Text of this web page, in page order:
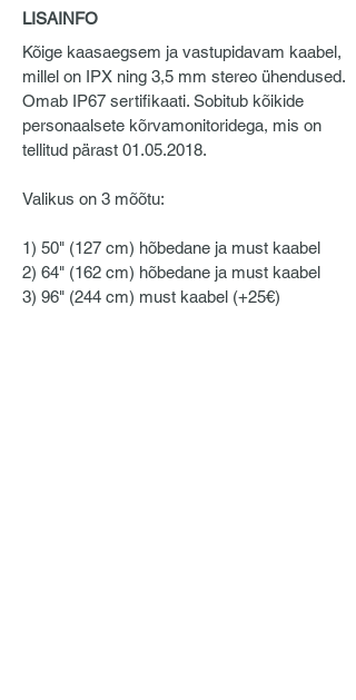
LISAINFO
Kõige kaasaegsem ja vastupidavam kaabel,
millel on IPX ning 3,5 mm stereo ühendused.
Omab IP67 sertifikaati. Sobitub kõikide
personaalsete kõrvamonitoridega, mis on
tellitud pärast 01.05.2018.
Valikus on 3 mõõtu:
1) 50" (127 cm) hõbedane ja must kaabel
2) 64" (162 cm) hõbedane ja must kaabel
3) 96" (244 cm) must kaabel (+25€)